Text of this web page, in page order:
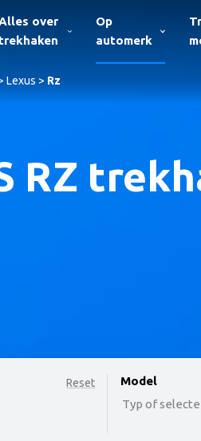
over
trekhaken
Op
automerk
Lexus > Rz
RZ
Reset option ,
Model
Typ of